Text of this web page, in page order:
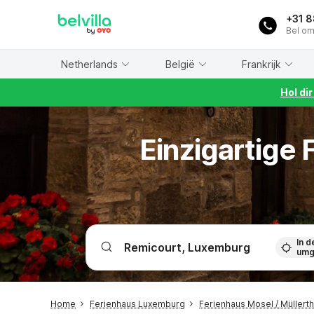
+31
Bel
Netherlands België Frankrijk
Hol
Einzigartige
In
Home Ferienhaus Luxemburg Ferienhaus Mosel /